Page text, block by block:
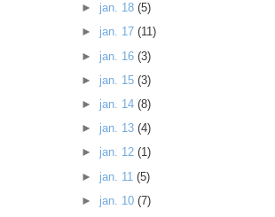
► jan. 18 (5)
► jan. 17 (11)
► jan. 16 (3)
► jan. 15 (3)
► jan. 14 (8)
► jan. 13 (4)
► jan. 12 (1)
► jan. 11 (5)
► jan. 10 (7)